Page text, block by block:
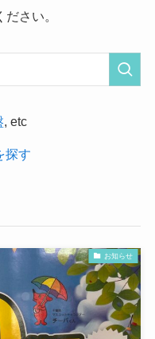
さい。
, etc
探す
お知らせ